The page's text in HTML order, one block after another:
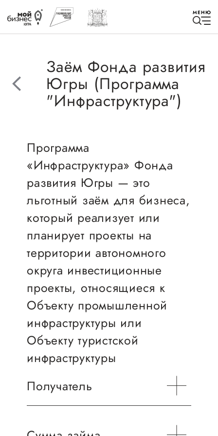
МЕНЮ
Избранное
Истории успеха
Мероприятия
Новости
Онлайн-витрина продукции
Социальные сети "Мой
Бизнес Югра"
Меры поддержки
Навигатор по мерам
поддержки
Имущественная поддержка
Консультационная поддержка
Образовательная поддержка
Поддержка креативного и
технологического
Заём Фонда развития
Югры (Программа
"Инфраструктура")
Программа
«Инфраструктура» Фонда
развития Югры — это
льготный заём для бизнеса,
который реализует или
планирует проекты на
территории автономного
округа инвестиционные
проекты, относящиеся к
Объекту промышленной
инфраструктуры или
Объекту туристской
инфраструктуры
Получатель
Российское юридическое лицо